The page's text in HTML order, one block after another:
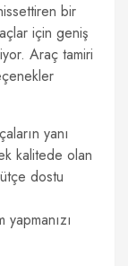
bir
için geniş
Araç tamiri
yanı
kalitede olan
dostu